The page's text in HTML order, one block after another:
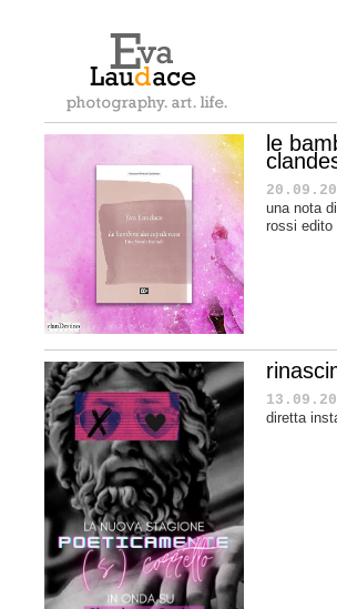
le
una nota
rossi edito
diretta